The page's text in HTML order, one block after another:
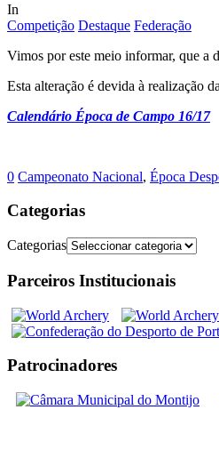
In
Competição Destaque Federação
Vimos por este meio informar, que a
Esta alteração é devida à realização
Calendário Época de Campo 16/17
0 Campeonato Nacional, Época
Categorias
Categorias
Parceiros Institucionais
Patrocinadores